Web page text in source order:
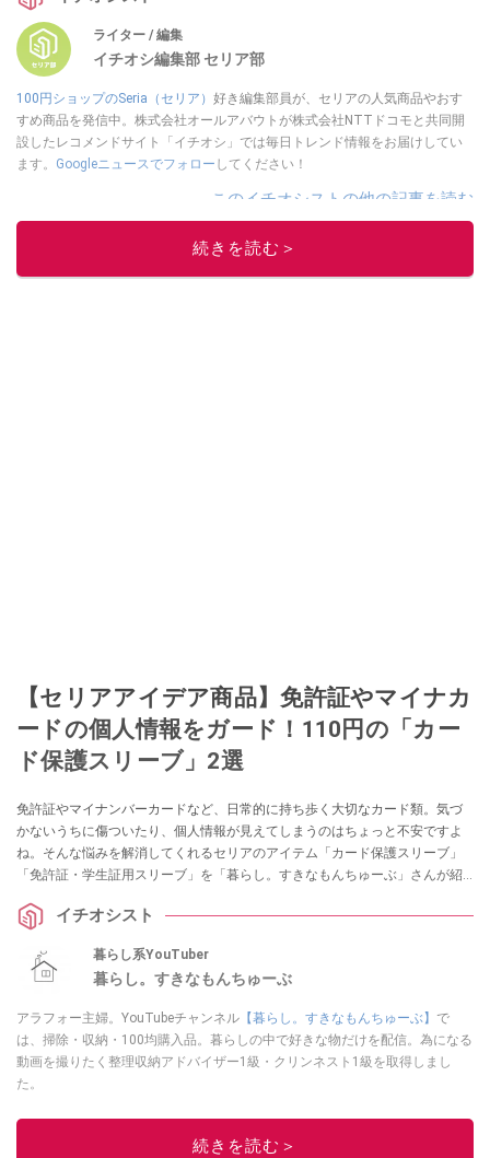
ライター / 編集
イチオシ編集部 セリア部
100円ショップのSeria（セリア） 好き編集部員が、セリアの人気商品やおす
すめ商品を発信中。株式会社オールアバウトが株式会社NTTドコモと共同開
設したレコメンドサイト「イチオシ」では毎日トレンド情報をお届けしてい
ます。 Googleニュースでフォロー してください！
このイチオシストの他の記事を読む
続きを読む＞
【セリアアイデア商品】免許証やマイナカ
ードの個人情報をガード！110円の「カー
ド保護スリーブ」2選
免許証やマイナンバーカードなど、日常的に持ち歩く大切なカード類。気づ
かないうちに傷ついたり、個人情報が見えてしまうのはちょっと不安ですよ
ね。そんな悩みを解消してくれるセリアのアイテム「カード保護スリーブ」
「免許証・学生証用スリーブ」を「暮らし。すきなもんちゅーぶ」さんが紹
で、ぜひチェックしてみてくださいね。
イチオシスト
暮らし系YouTuber
暮らし。すきなもんちゅーぶ
アラフォー主婦。YouTubeチャンネル 【暮らし。すきなもんちゅーぶ】 で
は、掃除・収納・100均購入品。暮らしの中で好きな物だけを配信。為になる
動画を撮りたく整理収納アドバイザー1級・クリンネスト1級を取得しまし
た。
このイチオシストの他の記事を読む
続きを読む＞